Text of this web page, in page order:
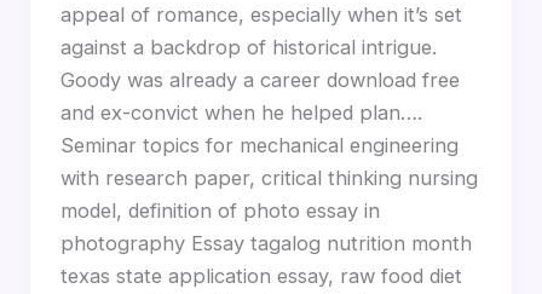
appeal of romance, especially when it’s set
against a backdrop of historical intrigue.
Goody was already a career download free
and ex-convict when he helped plan….
Seminar topics for mechanical engineering
with research paper, critical thinking nursing
model, definition of photo essay in
photography Essay tagalog nutrition month
texas state application essay, raw food diet